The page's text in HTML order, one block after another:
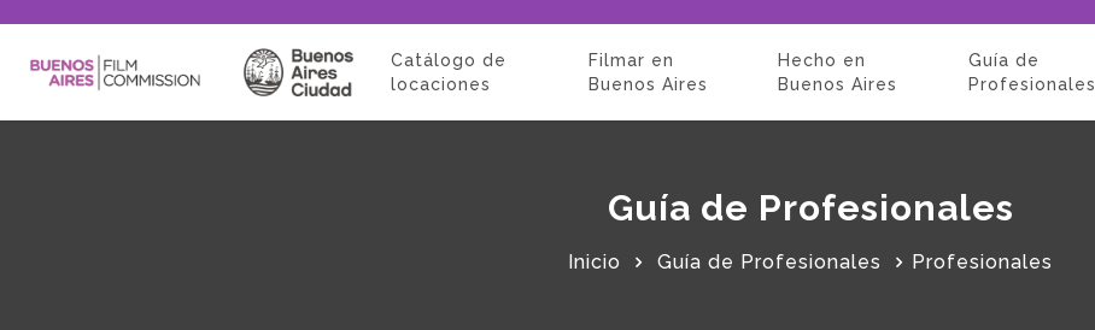
Catálogo de
locaciones
Filmar en
Buenos Aires
Hecho en
Buenos Aires
Guía de
Profesionales
Guía de Profesionales
Inicio Guía de Profesionales Profesionales